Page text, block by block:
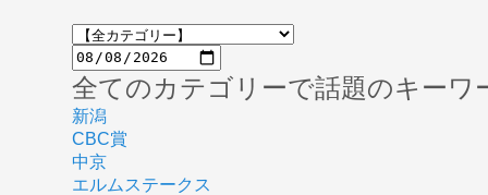
全てのカテゴリーで話題のキーワ
新潟
CBC賞
中京
エルムステークス